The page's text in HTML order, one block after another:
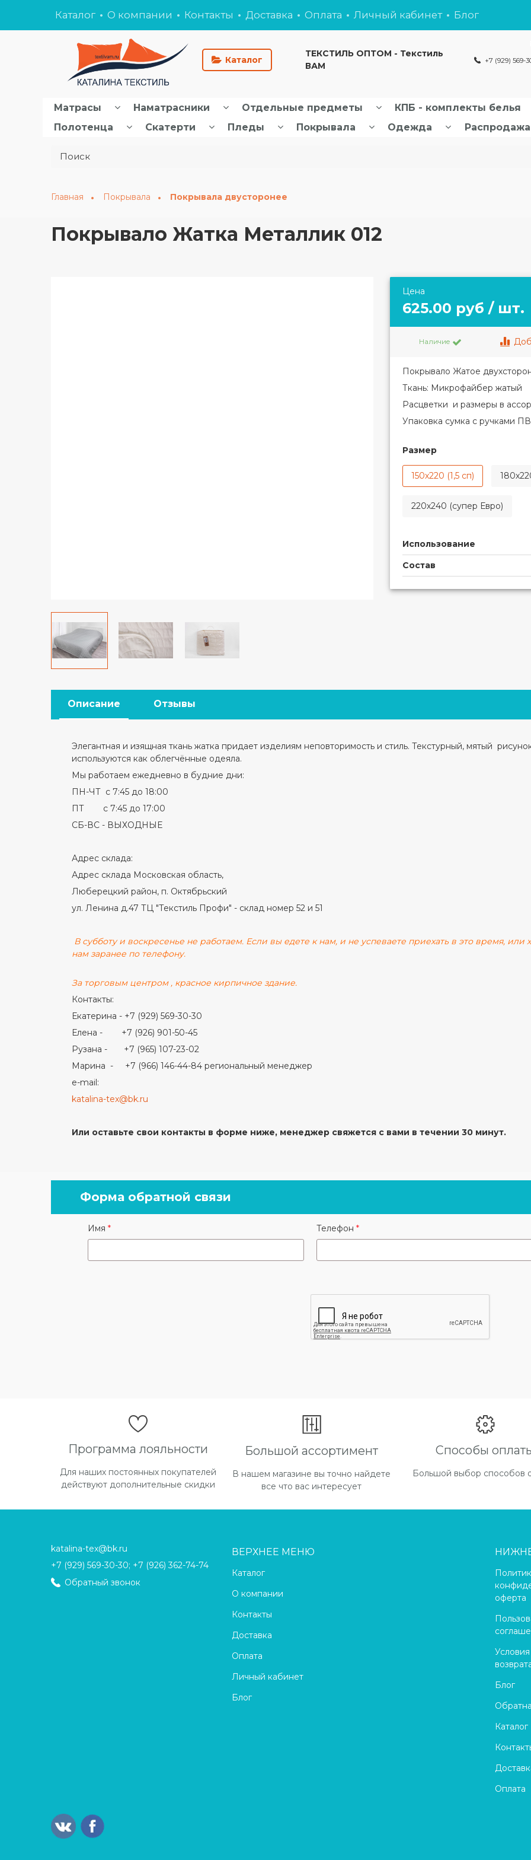
Каталог О компании Контакты Доставка Оплата Личный кабинет Блог
ТЕКСТИЛЬ ОПТОМ - Текстиль
ВАМ
Каталог
+7 (929) 569-
Матрасы Наматрасники Отдельные предметы КПБ - комплекты белья
Полотенца
Скатерти Пледы Покрывала Одежда Распродажа
Главная Покрывала Покрывала двусторонее
Покрывало Жатка Металлик 012
Цена
625.00 руб / шт.
Наличие
Покрывало Жатое
Ткань: Микрофайбер жатый
Расцветки и размеры в
Упаковка сумка с ручками
Размер
150х220 (1,5 сп)
220х240 (супер Евро)
Использование
Состав
Описание Отзывы
Элегантная и изящная ткань жатка придает изделиям неповторимость и стиль. Текстурный, мятый
используются как облегчённые одеяла.
Мы работаем ежедневно в будние дни:
ПН-ЧТ с 7:45 до 18:00
ПТ с 7:45 до 17:00
СБ-ВС - ВЫХОДНЫЕ
Адрес склада:
Адрес склада Московская область,
Люберецкий район, п. Октябрьский
ул. Ленина д.47 ТЦ "Текстиль Профи" - склад номер 52 и 51
В субботу и воскресенье не работаем. Если вы едете к нам, и не успеваете приехать в это время, или
нам заранее по телефону.
За торговым центром , красное кирпичное здание.
Контакты:
Екатерина - +7 (929) 569-30-30
Елена - +7 (926) 901-50-45
Рузана - +7 (965) 107-23-02
Марина - +7 (966) 146-44-84 региональный менеджер
e-mail:
katalina-tex@bk.ru
Или оставьте свои контакты в форме ниже, менеджер свяжется с вами в течении 30 минут.
Форма обратной связи
Имя Телефон
Программа лояльности
Для наших постоянных покупателей
действуют дополнительные скидки
Большой ассортимент
В нашем магазине вы точно найдете
все что вас интересует
Способы
Большой выбор способов
katalina-tex@bk.ru
+7 (929) 569-30-30; +7 (926) 362-74-74
Обратный звонок
ВЕРХНЕЕ МЕНЮ
Каталог
О компании
Контакты
Доставка
Оплата
Личный кабинет
Блог
оферта
Блог
Каталог
Оплата